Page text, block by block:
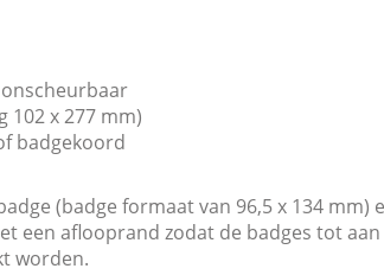
102 x 277 mm)
badgekoord
(badge formaat van 96,5 x 134
een aflooprand zodat de badges tot
worden.